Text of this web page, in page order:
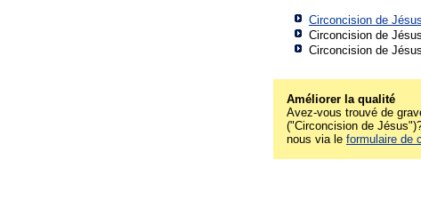
Circoncision de
Circoncision de
Circoncision de
Améliorer la qualité
Avez-vous trouvé de
("Circoncision de
nous via le formulaire de